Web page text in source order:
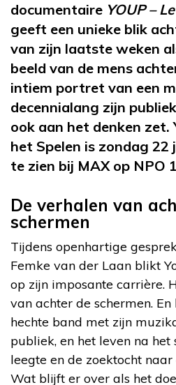
documentaire YOUP –
geeft een unieke blik
van zijn laatste weken
beeld van de mens
intiem portret van een
decennialang zijn
ook aan het denken zet.
het Spelen is zondag 22
te zien bij MAX op NPO
De verhalen van
schermen
Tijdens openhartige
Femke van der Laan blikt
op zijn imposante carrière.
van achter de schermen. En
hechte band met zijn
publiek, en het leven na het
leegte en de zoektocht
Wat blijft er over als het